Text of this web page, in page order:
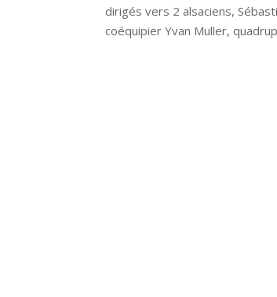
dirigés vers 2 alsaciens,
coéquipier Yvan Muller,